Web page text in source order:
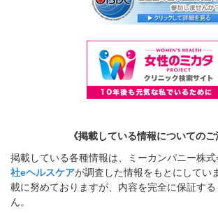
《掲載している情報についてのご
掲載している各種情報は、ミーカンパニー株
社eヘルスケアが調査した情報をもとにしてい
載に努めておりますが、内容を完全に保証す
ん。